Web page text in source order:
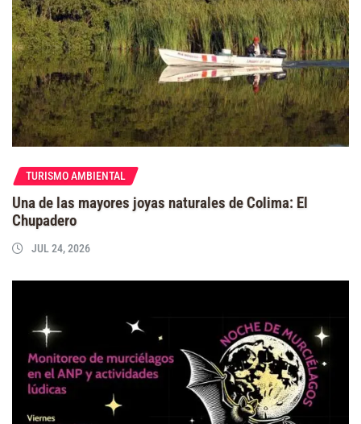
TURISMO AMBIENTAL
Una de las mayores joyas naturales de Colima: El
Chupadero
JUL 24, 2026